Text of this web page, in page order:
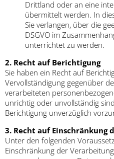
Drittland oder an eine
übermittelt werden. In
Sie verlangen, über die
DSGVO im
unterrichtet zu werden.
2. Recht auf Berichtigung
Sie haben ein Recht auf
Vervollständigung gegenüber
verarbeiteten
unrichtig oder unvollständig
Berichtigung unverzüglich
3. Recht auf Einschränkung
Unter den folgenden
Einschränkung der